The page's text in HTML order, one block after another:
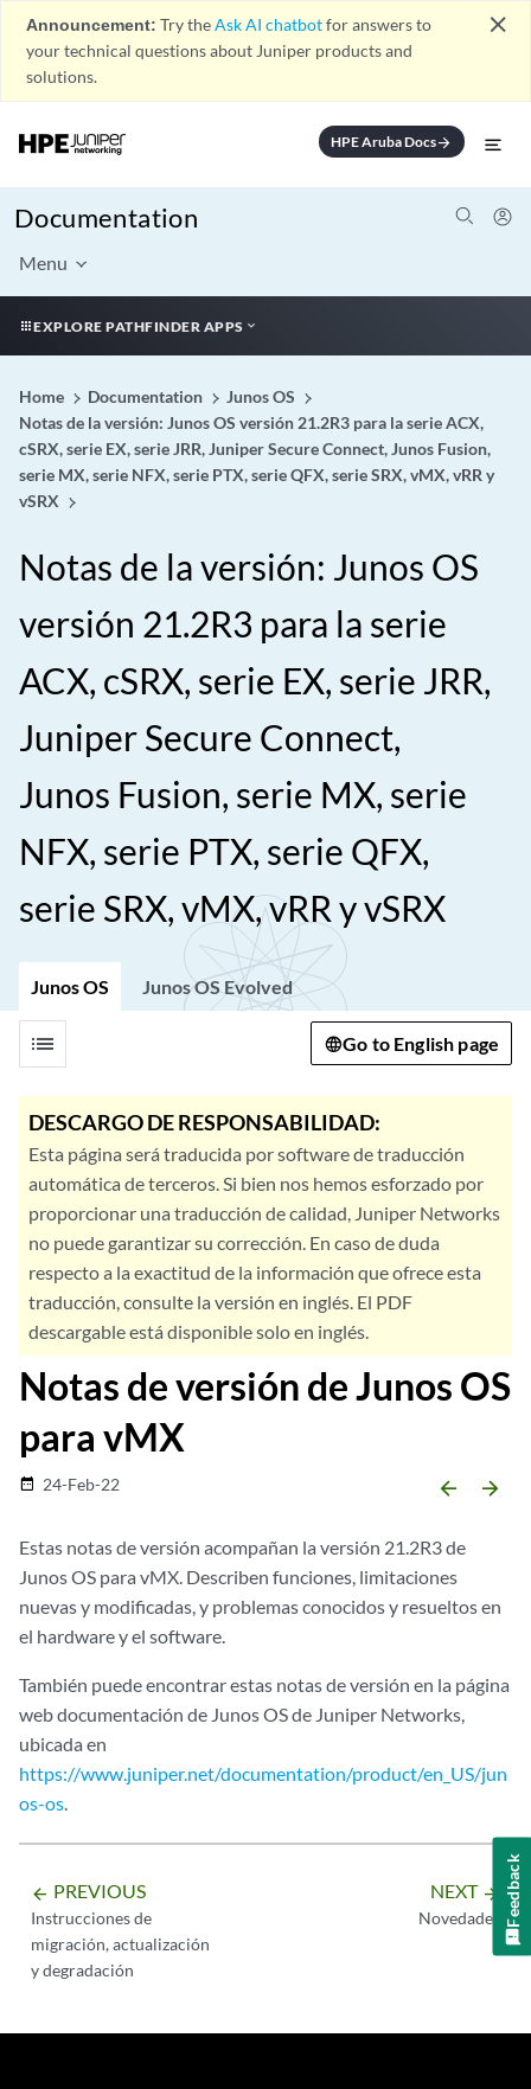
Announcement: Try theAsk AI chatbotfor answers to
your technical questions about Juniper products and
solutions.
close
HPE Aruba Docsarrow_forward
Documentation
Menu
EXPLORE PATHFINDER APPS
Home Documentation
Junos OS
Notas de la versión: Junos OS versión 21.2R3 para la serie ACX,
cSRX, serie EX, serie JRR, Juniper Secure Connect, Junos Fusion,
serie MX, serie NFX, serie PTX, serie QFX, serie SRX, vMX, vRR y
vSRX
Notas de la versión: Junos OS
versión 21.2R3 para la serie
ACX, cSRX, serie EX, serie JRR,
Juniper Secure Connect,
Junos Fusion, serie MX, serie
NFX, serie PTX, serie QFX,
serie SRX, vMX, vRR y vSRX
Junos OS Junos OS Evolved
list Go to English page
DESCARGO DE RESPONSABILIDAD:
Esta página será traducida por software de traducción
automática de terceros. Si bien nos hemos esforzado por
proporcionar una traducción de calidad, Juniper Networks
no puede garantizar su corrección. En caso de duda
respecto a la exactitud de la información que ofrece esta
traducción, consulte la versión en inglés. El PDF
descargable está disponible solo en inglés.
Notas de versión de Junos OS
para vMX
date_range 24-Feb-22 arrow_backward arrow_forward
Estas notas de versión acompañan la versión 21.2R3 de
Junos OS para vMX. Describen funciones, limitaciones
nuevas y modificadas, y problemas conocidos y resueltos en
el hardware y el software.
También puede encontrar estas notas de versión en la página
web documentación de Junos OS de Juniper Networks,
ubicada en
https://www.juniper.net/documentation/product/en_US/jun
os-os.
arrow_backward PREVIOUS
Instrucciones de
migración, actualización
y degradación
NEXT arrow_forward
Novedades Feedback